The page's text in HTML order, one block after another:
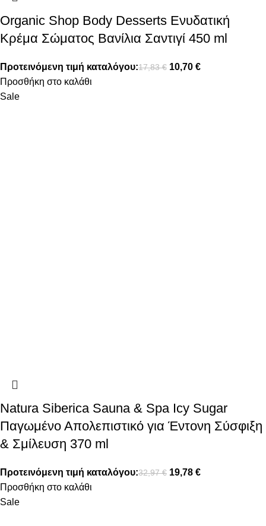
Organic Shop Body Desserts Ενυδατική
Κρέμα Σώματος Βανίλια Σαντιγί 450 ml
Προτεινόμενη τιμή καταλόγου:17,83€ 10,70 €
Προσθήκη στο καλάθι
Sale
Natura Siberica Sauna & Spa Icy Sugar
Παγωμένο Απολεπιστικό για Έντονη Σύσφιξη
& Σμίλευση 370 ml
Προτεινόμενη τιμή καταλόγου:32,97€ 19,78 €
Προσθήκη στο καλάθι
Sale